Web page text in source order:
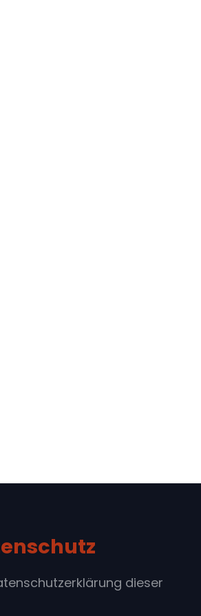
dieser